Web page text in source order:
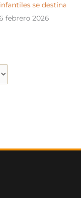
se destina
febrero 2026